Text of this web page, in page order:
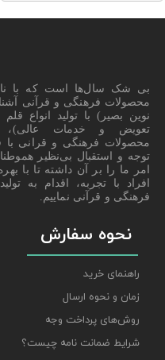
نحوه سفارش
راهنمای خرید
زمان و نحوه ارسال
روش‌های پرداخت وجه
شرایط ضمانت نامه چیست؟
بی شک سال‌ها است که با
محصولات فرهنگی و قرآنی
نوین بصیر) با تولید انواع
تعویض و خدمات عالی)،
محصولات فرهنگی و قرانی با
توجه و استقبال بی‌نظیر
امر ما را بر آن داشته تا با
افراد با تجربه، اقدام به
فرهنگی و قرآنی نماییم.